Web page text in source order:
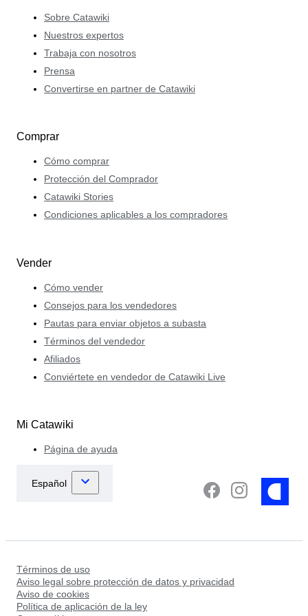
permite colaborar con los vendedores y trabajar juntos
para crear subastas interesantes y de alta calidad.
Sobre Catawiki
Nuestros expertos
Trabaja con nosotros
Prensa
Convertirse en partner de Catawiki
Comprar
Cómo comprar
Protección del Comprador
Catawiki Stories
Condiciones aplicables a los compradores
Vender
Cómo vender
Consejos para los vendedores
Pautas para enviar objetos a subasta
Términos del vendedor
Afiliados
Conviértete en vendedor de Catawiki Live
Mi Catawiki
Página de ayuda
Términos de uso
Aviso legal sobre protección de datos y privacidad
Aviso de cookies
Política de aplicación de la ley